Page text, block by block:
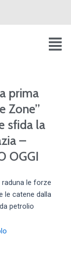
prima
Zone”
sfida la
–
OGGI
raduna le forze
le catene dalla
petrolio